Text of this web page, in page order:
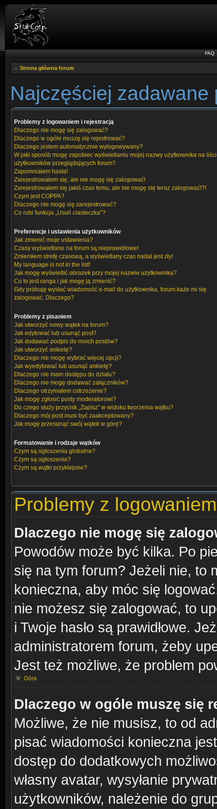
FAQ
Strona główna forum
Najczęściej zadawane
Problemy z logowaniem i rejestracją
Dlaczego nie mogę się zalogować?
Dlaczego w ogóle muszę się rejestrować?
Dlaczego jestem automatycznie wylogowywany?
W jaki sposób mogę zapobiec wyświetlaniu mojej nazwy użytkownika na
użytkowników przeglądających forum?
Zapomniałem hasła!
Zarejestrowałem się, ale nie mogę się zalogować!
Zarejestrowałem się jakiś czas temu, ale nie mogę się teraz zalogować!?!
Czym jest COPPA?
Dlaczego nie mogę się zarejestrować?
Co robi funkcja „Usuń ciasteczka”?
Preferencje i ustawienia użytkowników
Jak zmienić moje ustawienia?
Czasy wyświetlane na forum są nieprawidłowe!
Zmieniłem strefę czasową, a wyświetlany czas nadal jest zły!
My language is not in the list!
Jak mogę wyświetlić obrazek przy mojej nazwie użytkownika?
Co to jest ranga i jak mogę ją zmienić?
Gdy próbuję wysłać wiadomość e-mail do użytkownika, forum każe mi się
zalogować. Dlaczego?
Problemy z pisaniem
Jak utworzyć nowy wątek na forum?
Jak edytować lub usunąć post?
Jak dodawać podpis do moich postów?
Jak utworzyć ankietę?
Dlaczego nie mogę wybrać więcej opcji?
Jak wyedytować lub usunąć ankietę?
Dlaczego nie mam dostępu do działu?
Dlaczego nie mogę dodawać załączników?
Dlaczego otrzymałem ostrzeżenie?
Jak mogę zgłosić posty moderatorowi?
Do czego służy przycisk „Zapisz” w widoku tworzenia wątku?
Dlaczego mój post musi być zaakceptowany?
Jak mogę przesunąć swój wątek w górę?
Formatowanie i rodzaje wątków
Czym są ogłoszenia globalne?
Czym są ogłoszenia?
Czym są wątki przyklejone?
Problemy z
Dlaczego nie mogę się
Powodów może być kilka. Po
się na tym forum? Jeżeli nie, to
konieczna, aby móc się
nie możesz się zalogować, to
i Twoje hasło są prawidłowe.
administratorem forum, żeby
Jest też możliwe, że problem
Góra
Dlaczego w ogóle muszę się
Możliwe, że nie musisz, to od
pisać wiadomości konieczna
dostęp do dodatkowych
własny avatar, wysyłanie
użytkowników, należenie do